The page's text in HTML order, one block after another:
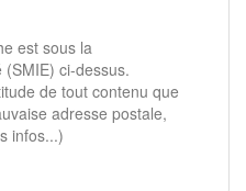
est sous la
ci-dessus.
de tout contenu que
adresse postale,
infos...)